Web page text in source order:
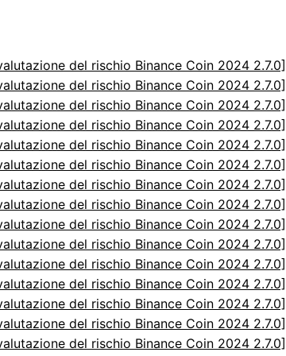
del rischio Binance Coin 2024 2.7.0]
del rischio Binance Coin 2024 2.7.0]
del rischio Binance Coin 2024 2.7.0]
del rischio Binance Coin 2024 2.7.0]
del rischio Binance Coin 2024 2.7.0]
del rischio Binance Coin 2024 2.7.0]
del rischio Binance Coin 2024 2.7.0]
del rischio Binance Coin 2024 2.7.0]
del rischio Binance Coin 2024 2.7.0]
del rischio Binance Coin 2024 2.7.0]
del rischio Binance Coin 2024 2.7.0]
del rischio Binance Coin 2024 2.7.0]
del rischio Binance Coin 2024 2.7.0]
del rischio Binance Coin 2024 2.7.0]
del rischio Binance Coin 2024 2.7.0]